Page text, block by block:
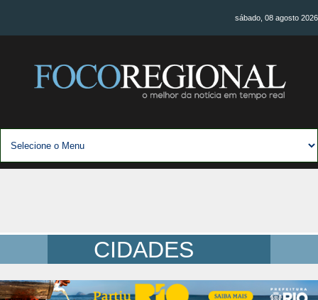
sábado, 08 agosto 2026
CIDADES